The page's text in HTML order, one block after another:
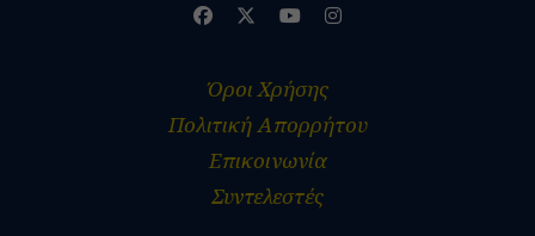
Όροι Χρήσης
Πολιτική Απορρήτου
Επικοινωνία
Συντελεστές